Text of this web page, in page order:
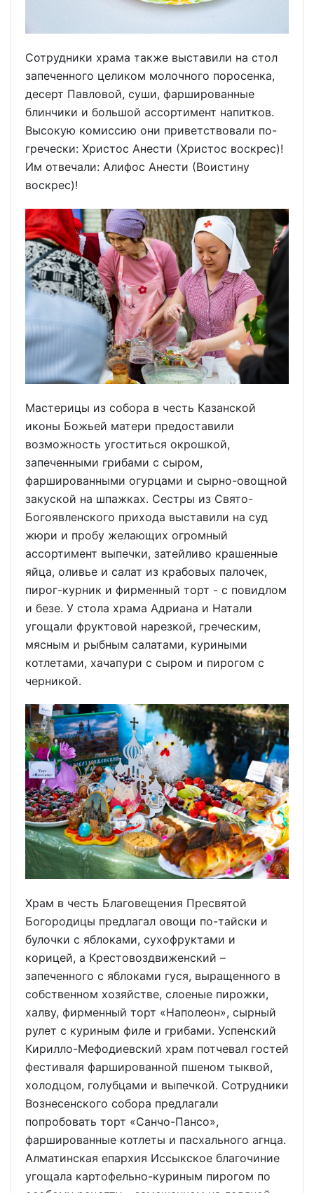
Сотрудники храма также выставили на стол
запеченного целиком молочного поросенка,
десерт Павловой, суши, фаршированные
блинчики и большой ассортимент напитков.
Высокую комиссию они приветствовали по-
гречески: Христос Анести (Христос воскрес)!
Им отвечали: Алифос Анести (Воистину
воскрес)!
Мастерицы из собора в честь Казанской
иконы Божьей матери предоставили
возможность угоститься окрошкой,
запеченными грибами с сыром,
фаршированными огурцами и сырно-овощной
закуской на шпажках. Сестры из Свято-
Богоявленского прихода выставили на суд
жюри и пробу желающих огромный
ассортимент выпечки, затейливо крашенные
яйца, оливье и салат из крабовых палочек,
пирог-курник и фирменный торт - с повидлом
и безе. У стола храма Адриана и Натали
угощали фруктовой нарезкой, греческим,
мясным и рыбным салатами, куриными
котлетами, хачапури с сыром и пирогом с
черникой.
Храм в честь Благовещения Пресвятой
Богородицы предлагал овощи по-тайски и
булочки с яблоками, сухофруктами и
корицей, а Крестовоздвиженский –
запеченного с яблоками гуся, выращенного в
собственном хозяйстве, слоеные пирожки,
халву, фирменный торт «Наполеон», сырный
рулет с куриным филе и грибами. Успенский
Кирилло-Мефодиевский храм потчевал гостей
фестиваля фаршированной пшеном тыквой,
холодцом, голубцами и выпечкой. Сотрудники
Вознесенского собора предлагали
попробовать торт «Санчо-Пансо»,
фаршированные котлеты и пасхального агнца.
Алматинская епархия Иссыкское благочиние
угощала картофельно-куриным пирогом по